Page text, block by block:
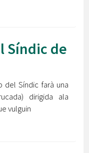
Síndic de
del Síndic farà una
dirigida ala
vulguin